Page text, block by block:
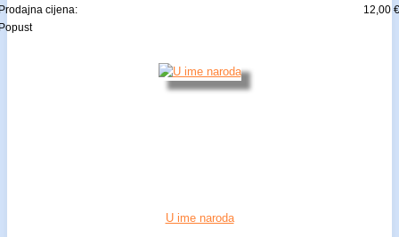
cijena:
12,00 €
U ime naroda